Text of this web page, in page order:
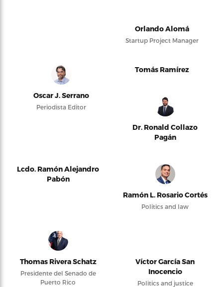
Orlando Alomá
Startup Project Manager
Oscar J. Serrano
Periodista Editor
Tomás Ramírez
Dr. Ronald Collazo
Pagán
Lcdo. Ramón Alejandro
Pabón
Ramón L. Rosario Cortés
Politics and law
Thomas Rivera Schatz
Presidente del Senado de
Puerto Rico
Víctor García San
Inocencio
Politics and justice